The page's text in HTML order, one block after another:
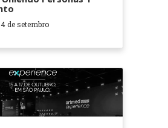
de setembro